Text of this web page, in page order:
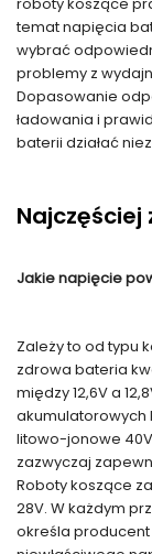
temat napięcia
wybrać
problemy z
Dopasowanie
ładowania i
baterii działać
Jakie napięcie
Zależy to od typu
zdrowa bateria
między 12,6V a
akumulatorowych
litowo-jonowe
zazwyczaj
Roboty koszące
28V. W każdym
określa producent